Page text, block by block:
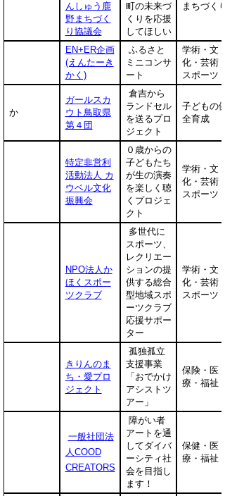
んしゅう鹿
野まちづく
り協議会
町の未来づ
くりを応援
してほしい
まちづくり
EN+ER企画
(えんたーき
かく)
ふるさと
ミニコンサ
ート
学術・文
化・芸術・
スポーツ
か
ガールスカ
ウト鳥取県
第４団
倉吉から
ランドセル
を送るプロ
ジェクト
子どもの健
全育成
特定非営利
活動法人 カ
ウベル文化
振興会
０歳からの
子どもたち
が生の演奏
を楽しく聴
くプロジェ
クト
学術・文
化・芸術・
スポーツ
NPO法人か
ほくスポー
ツクラブ
多世代に
スポーツ、
レクリエー
ションの提
供する総合
型地域スポ
ーツクラブ
応援サポー
ター
学術・文
化・芸術・
スポーツ
きりんのま
ち・愛プロ
ジェクト
孤独孤立
支援事業
「おでかけ
アシストツ
アー」
保険・医
療・福祉
一般社団法
人COOD
CREATORS
障がい者
アートを通
してダイバ
ーシティ社
会を目指し
ます！
保健・医
療・福祉